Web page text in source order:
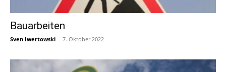
Bauarbeiten
Sven Iwertowski - 7. Oktober 2022